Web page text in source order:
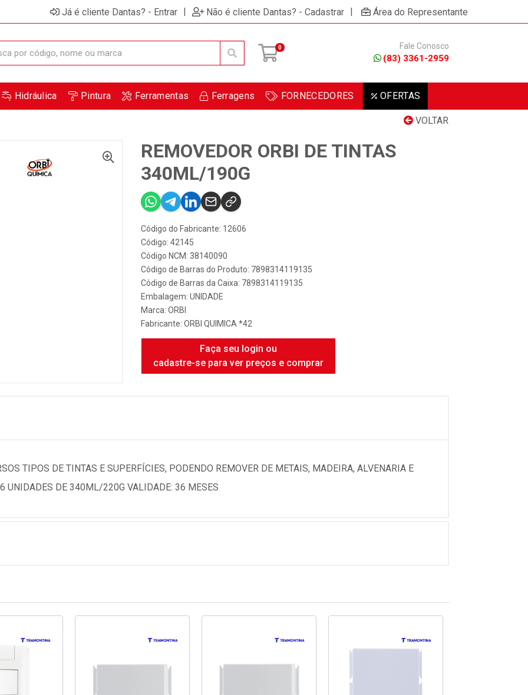
Já é cliente Dantas? - Entrar | Não é cliente Dantas? - Cadastrar | Área do Representante
0 Fale Conosco
(83) 3361-2959
Hidráulica Pintura Ferramentas Ferragens FORNECEDORES OFERTAS
VOLTAR
REMOVEDOR ORBI DE TINTAS
340ML/190G
Código do Fabricante: 12606
Código: 42145
Código NCM: 38140090
Código de Barras do Produto: 7898314119135
Código de Barras da Caixa: 7898314119135
Embalagem: UNIDADE
Marca: ORBI
Fabricante: ORBI QUIMICA *42
Faça seu login ou
cadastre-se para ver preços e comprar
TIPOS DE TINTAS E SUPERFÍCIES, PODENDO REMOVER DE METAIS, MADEIRA, ALVENARIA E
UNIDADES DE 340ML/220G VALIDADE: 36 MESES